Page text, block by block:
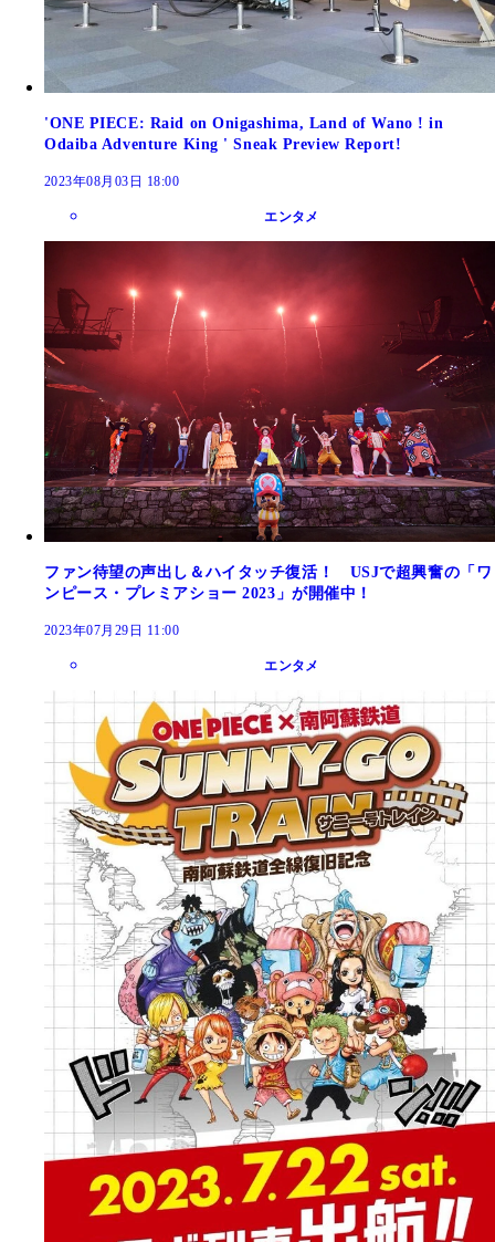
'ONE PIECE: Raid on Onigashima, Land of Wano ! in
Odaiba Adventure King ' Sneak Preview Report!
2023年08月03日 18:00
エンタメ
ファン待望の声出し＆ハイタッチ復活！ USJで超興奮の「ワ
ンピース・プレミアショー 2023」が開催中！
2023年07月29日 11:00
エンタメ